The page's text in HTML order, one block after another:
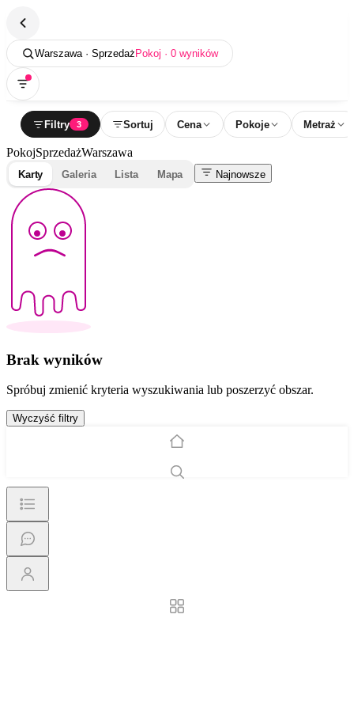
Warszawa · Sprzedaż Pokoj · 0 wyników
Filtry 3 Sortuj Cena Pokoje Metraż
PokojSprzedażWarszawa
Karty Galeria Lista Mapa Najnowsze
Brak wyników
Spróbuj zmienić kryteria wyszukiwania lub poszerzyć obszar.
Wyczyść filtry